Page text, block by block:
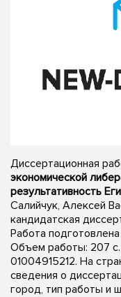
Диссертационная
экономической
результативность
Салийчук, Алексей
кандидатская
Работа
Объем работы: 207 с.
01004915212. На
сведения о
город, тип работы и